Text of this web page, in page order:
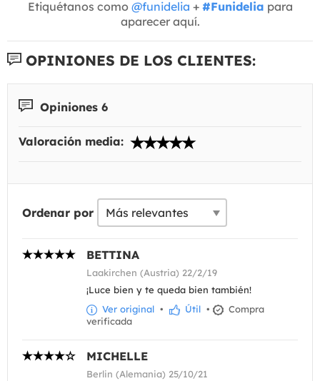
Etiquétanos como @funidelia + #Funidelia para
aparecer aquí.
OPINIONES DE LOS CLIENTES:
Opiniones 6
Valoración media:
Ordenar por
BETTINA
Laakirchen (Austria) 22/2/19
¡Luce bien y te queda bien también!
Ver original • Útil •
Compra
verificada
MICHELLE
Berlin (Alemania) 25/10/21